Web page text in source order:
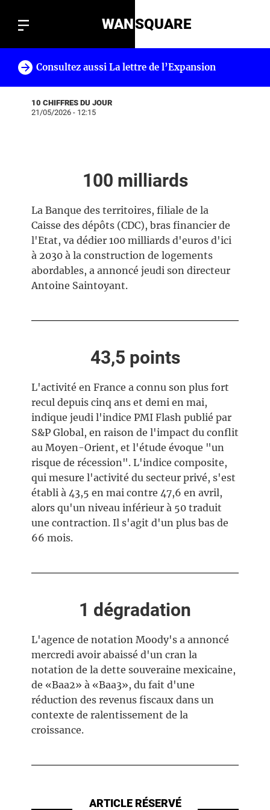
WANSQUARE
Consultez aussi La lettre de l’Expansion
10 CHIFFRES DU JOUR
21/05/2026 - 12:15
100 milliards
La Banque des territoires, filiale de la
Caisse des dépôts (CDC), bras financier de
l'Etat, va dédier 100 milliards d'euros d'ici
à 2030 à la construction de logements
abordables, a annoncé jeudi son directeur
Antoine Saintoyant.
43,5 points
L'activité en France a connu son plus fort
recul depuis cinq ans et demi en mai,
indique jeudi l'indice PMI Flash publié par
S&P Global, en raison de l'impact du conflit
au Moyen-Orient, et l'étude évoque "un
risque de récession". L'indice composite,
qui mesure l'activité du secteur privé, s'est
établi à 43,5 en mai contre 47,6 en avril,
alors qu'un niveau inférieur à 50 traduit
une contraction. Il s'agit d'un plus bas de
66 mois.
1 dégradation
L'agence de notation Moody's a annoncé
mercredi avoir abaissé d'un cran la
notation de la dette souveraine mexicaine,
de «Baa2» à «Baa3», du fait d'une
réduction des revenus fiscaux dans un
contexte de ralentissement de la
croissance.
ARTICLE RÉSERVÉ